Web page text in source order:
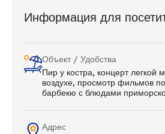
Информация для
Объект / Удобства
Пир у костра, концерт легкой
воздухе, просмотр фильмов
барбекю с блюдами
Адрес